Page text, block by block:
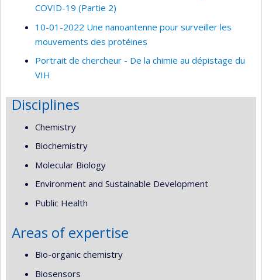
COVID-19 (Partie 2)
10-01-2022 Une nanoantenne pour surveiller les
mouvements des protéines
Portrait de chercheur - De la chimie au dépistage du
VIH
Disciplines
Chemistry
Biochemistry
Molecular Biology
Environment and Sustainable Development
Public Health
Areas of expertise
Bio-organic chemistry
Biosensors